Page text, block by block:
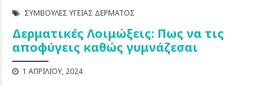
ΣΥΜΒΟΥΛΈΣ ΥΓΕΊΑΣ ΔΈΡΜΑΤΟΣ
Δερματικές Λοιμώξεις: Πως να τις
αποφύγεις καθώς γυμνάζεσαι
1 ΑΠΡΙΛΊΟΥ, 2024